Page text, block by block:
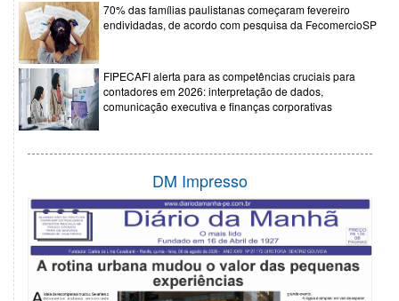
70% das famílias paulistanas começaram fevereiro
endividadas, de acordo com pesquisa da FecomercioSP
FIPECAFI alerta para as competências cruciais para
contadores em 2026: interpretação de dados,
comunicação executiva e finanças corporativas
DM Impresso